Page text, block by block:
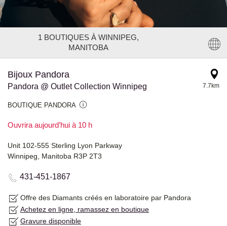
1 BOUTIQUES À WINNIPEG,
MANITOBA
Bijoux Pandora
Pandora @ Outlet Collection Winnipeg
BOUTIQUE PANDORA
Ouvrira aujourd’hui à 10 h
7.7km
Unit 102-555 Sterling Lyon Parkway
Winnipeg, Manitoba R3P 2T3
431-451-1867
Offre des Diamants créés en laboratoire par Pandora
Achetez en ligne, ramassez en boutique
Gravure disponible